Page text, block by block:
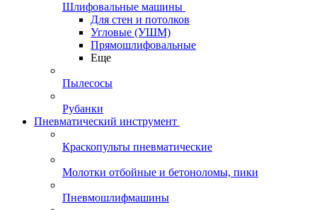
Шлифовальные машины
Для стен и потолков
Угловые (УШМ)
Прямошлифовальные
Еще
Пылесосы
Рубанки
Пневматический инструмент
Краскопульты пневматические
Молотки отбойные и бетоноломы, пики
Пневмошлифмашины